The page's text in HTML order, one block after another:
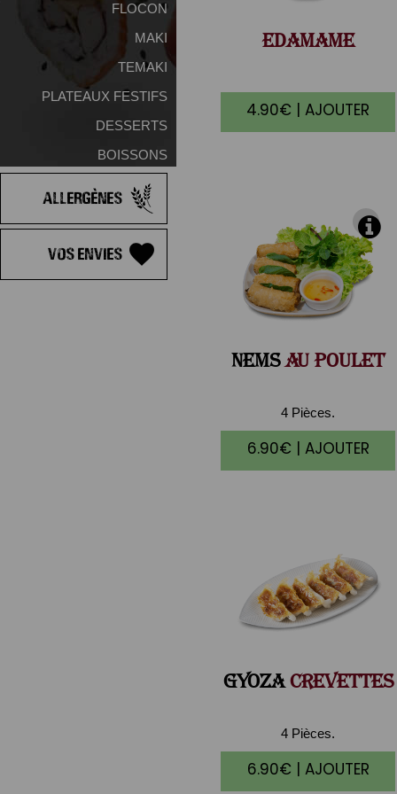
FLOCON
MAKI
TEMAKI
PLATEAUX FESTIFS
DESSERTS
BOISSONS
Allergènes
Vos Envies
EDAMAME
4.90€ | AJOUTER
NEMSAU POULET
4 Pièces.
6.90€ | AJOUTER
GYOZACREVETTES
4 Pièces.
6.90€ | AJOUTER